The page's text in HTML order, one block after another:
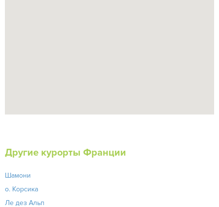
Другие курорты Франции
Шамони
о. Корсика
Ле дез Альп